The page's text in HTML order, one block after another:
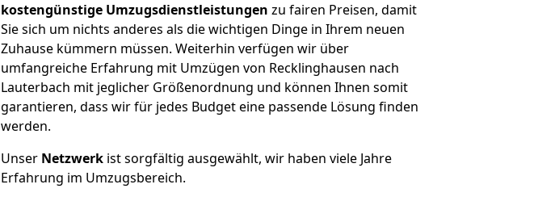
kostengünstige Umzugsdienstleistungen zu fairen Preisen, damit
Sie sich um nichts anderes als die wichtigen Dinge in Ihrem neuen
Zuhause kümmern müssen. Weiterhin verfügen wir über
umfangreiche Erfahrung mit Umzügen von Recklinghausen nach
Lauterbach mit jeglicher Größenordnung und können Ihnen somit
garantieren, dass wir für jedes Budget eine passende Lösung finden
werden.
Unser Netzwerk ist sorgfältig ausgewählt, wir haben viele Jahre
Erfahrung im Umzugsbereich.